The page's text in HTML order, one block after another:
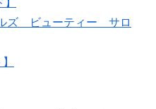
ズ ビューティー サロ